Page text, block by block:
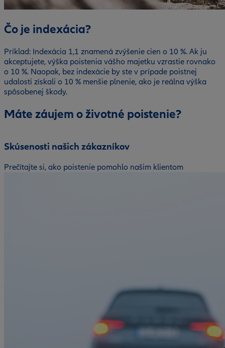
Čo je indexácia?
Príklad: Indexácia 1,1 znamená zvýšenie cien o 10 %. Ak ju
akceptujete, výška poistenia vášho majetku vzrastie rovnako
o 10 %. Naopak, bez indexácie by ste v prípade poistnej
udalosti získali o 10 % menšie plnenie, ako je reálna výška
spôsobenej škody.
Máte záujem o životné poistenie?
Skúsenosti našich zákazníkov
Prečítajte si, ako poistenie pomohlo našim klientom